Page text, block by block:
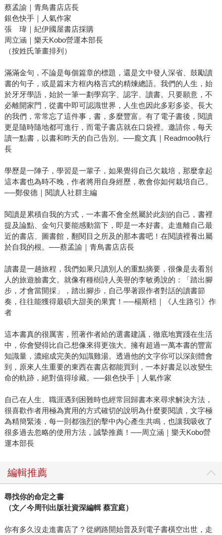
蔡孟諭｜青鳥書店店長
銀色快手｜人氣作家
張 瑋｜紀伊國屋書店採購
周立涵｜樂天Kobo營運本部長
（按姓氏筆畫排列）
滿滿金句，不論是每個篇章的標題，還是文中發人深省、鼓勵讀
書的句子，或是篇末方框內格言式的精煉總語。我們的人生，始
於牙牙學語，始於一筆一劃學寫字、認字、讀書。只要願意，不
必離開家門，從書中即可認識世界，人生也因此多彩多姿。長大
的我們，常常忘了這件事，書，多麼豐富。有了電子書後，閱讀
更是隨時隨地都可進行，而電子書店就在口袋裡。邀請你，每天
讀一點書，以書和昨天的自己告別。──龐文真｜Readmoo執行
長
學歷是一陣子，學習是一輩子，如果覺得自己欠栽培，那麼拿起
這本書也為時不晚，作者將用自身經歷，教會你如何栽培自己。
──鄭俊德｜閱讀人社群主編
閱讀是累積自我的方式，一本書不會全然屬於此刻的自己，書裡
提及論點、金句只要能感動當下，即是一本好書。走進離自己最
近的書店、圖書館，翻閱目之所及的那本書吧！在閱讀裡養出屬
於自我的根。──蔡孟諭｜青鳥書店店長
讀書是一趟旅程，我們如果只讀別人的重點摘要，很像是去看別
人的旅遊臉書文。就像有種樹詩人美譽的李敏勇說的：「踏出腳
步，才會當開採」，踏出腳步，自己學著跟作者對話的讀書節
奏，往往能獲得最碩大甜美的果實！──楊斯棓｜《人生路引》作
者
這本書真的很厲害，照著作者給的選書建議，徹底地實踐在生活
中，你會變得比自己想像來得更強大。擁有超過一萬本書的豐富
知識量，濃縮成完美的知識雞湯。透過他的文字你可以深刻體會
到，原來人生重要的東西在書店都能買到，一本好書足以改變生
命的軌跡，絕對值得珍藏。──銀色快手｜人氣作家
自己在人生、職涯遇到困難時也經常回歸書本來尋求解決方法，
很喜歡作者用極為實用的方式確切的說明為什麼要閱讀，文字極
為精簡緊湊，每一則都強烈的擊中內心產生共鳴，也讓我吸收了
很多過去忽略的使用方法，誠摯推薦！──周立涵｜樂天Kobo營
運本部長
編輯推薦
尋找你的命定之書
（文／今周刊出版社資深編輯 蔡宜庭）
你有多久沒走進書店了？從網路開始普及到電子書橫空出世，走